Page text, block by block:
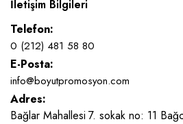
İletişim Bilgileri
Telefon:
0 (212) 481 58 80
E-Posta:
info@boyutpromosyon.com
Adres:
Bağlar Mahallesi 7. sokak no: 11